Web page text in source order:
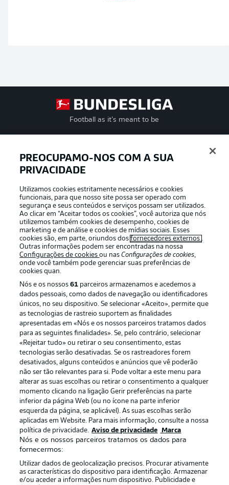
Football as it’s meant to be
APLICATIVO DA BUNDESLIGA
Oferecido por
Publicidade Avisos legais
Gerir preferências Aviso de privacidade
Emissoras
Trabalhe conosco Marca
Contato Jogadores
PREOCUPAMO-NOS COM A SUA
PRIVACIDADE
Utilizamos cookies estritamente necessários e cookies
funcionais, para que nosso site possa ser operado com
segurança e seus conteúdos e serviços possam ser utilizados.
Ao clicar em “Aceitar todos os cookies”, você autoriza que nós
utilizemos também cookies de desempenho, cookies de
marketing e de análise e cookies de mídias sociais. Esses
cookies são, em parte, oriundos dosfornecedores externos .
Outras informações podem ser encontradas na nossa
Configurações de cookiesou nasConfigurações de cookies,
onde você também pode gerenciar suas preferências de
cookies quan.
Nós e os nossos61 parceiros armazenamos e acedemos a
dados pessoais, como dados de navegação ou identificadores
únicos, no seu dispositivo. Se selecionar «Aceito», permite que
as tecnologias de rastreio suportem as finalidades
apresentadas em «Nós e os nossos parceiros tratamos dados
para as seguintes finalidades». Se, pelo contrário, selecionar
«Rejeitar tudo» ou retirar o seu consentimento, estas
tecnologias serão desativadas. Se os rastreadores forem
desativados, alguns conteúdos e anúncios que vê poderão
não ser tão relevantes para si. Pode voltar a este menu para
alterar as suas escolhas ou retirar o consentimento a qualquer
momento clicando na ligação Gerir preferências na parte
inferior da página Web (ou no ícone na parte inferior
esquerda da página, se aplicável). As suas escolhas serão
aplicadas em Website. Para mais informação, consulte a nossa
política de privacidade. Aviso de privacidade Marca
Nós e os nossos parceiros tratamos os dados para
fornecermos:
Utilizar dados de geolocalização precisos. Procurar ativamente
as características do dispositivo para identificação. Armazenar
e/ou aceder a informações num dispositivo. Publicidade e